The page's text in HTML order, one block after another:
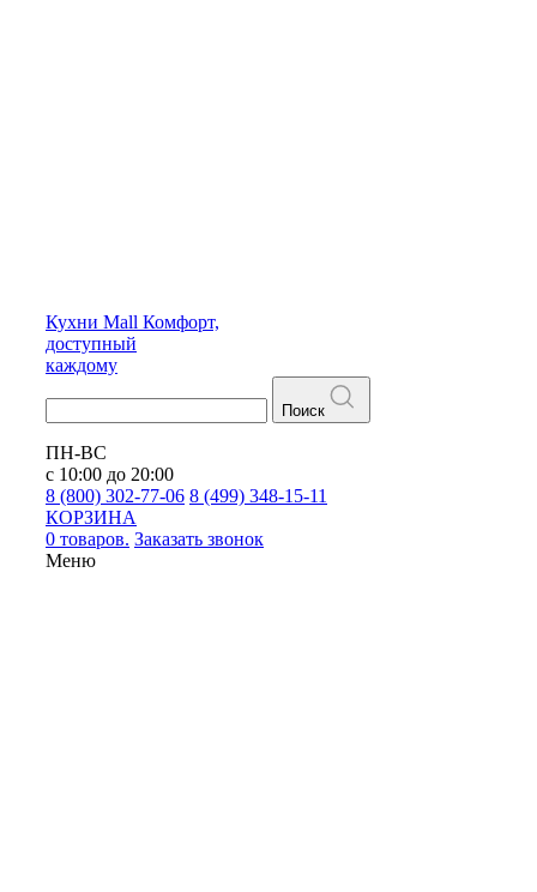
Кухни Mall Комфорт,
доступный
каждому
Поиск
ПН-ВС
с 10:00 до 20:00
8 (800) 302-77-06 8 (499) 348-15-11
КОРЗИНА
0 товаров. Заказать звонок
Меню